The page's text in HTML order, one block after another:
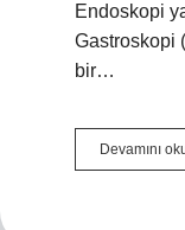
Endoskopi
Gastroskopi
bir…
Devamını